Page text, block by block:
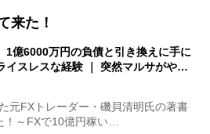
来た！
1億6000万円の負債と引き換えに手に
イスレスな経験 ｜ 突然マルサがや…
元FXトレーダー・磯貝清明氏の著書
！～FXで10億円稼い…